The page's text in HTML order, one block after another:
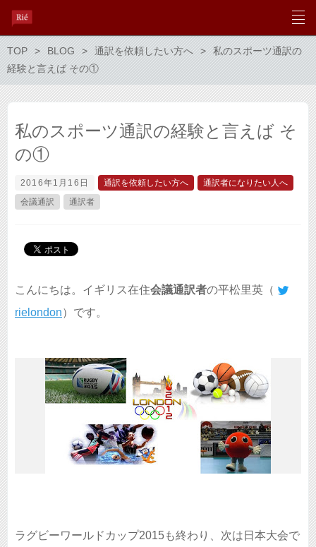
TOP BLOG 通訳を依頼したい方へ
私のスポーツ通訳の
経験と言えば その①
私のスポーツ通訳の経験と言えば そ
の①
2016年1月16日 通訳を依頼したい方へ
通訳者になりたい人へ
会議通訳
通訳者
こんにちは。イギリス在住会議通訳者の平松里英（
rielondon）です。
ラグビーワールドカップ2015も終わり、次は日本大会で